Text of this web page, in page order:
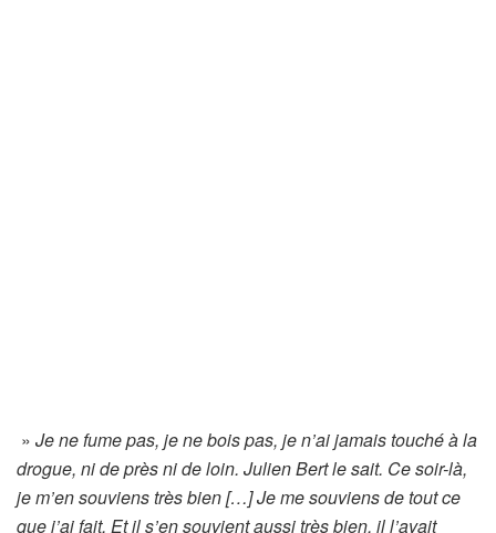
» Je ne fume pas, je ne bois pas, je n’ai jamais touché à la
drogue, ni de près ni de loin. Julien Bert le sait. Ce soir-là,
je m’en souviens très bien […] Je me souviens de tout ce
que j’ai fait. Et il s’en souvient aussi très bien, il l’avait